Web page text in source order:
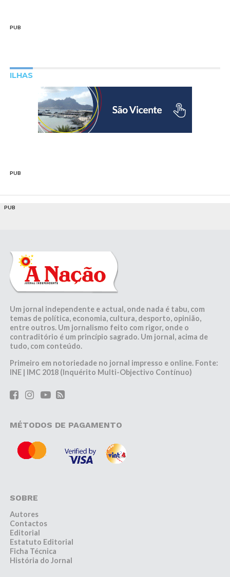
PUB
ILHAS
PUB
PUB
Um jornal independente e actual, onde nada é tabu, com
temas de política, economia, cultura, desporto, opinião,
entre outros. Um jornalismo feito com rigor, onde o
contraditório é um princípio sagrado. Um jornal, acima de
tudo, com conteúdo.
Primeiro em notoriedade no jornal impresso e online. Fonte:
INE | IMC 2018 (Inquérito Multi-Objectivo Contínuo)
MÉTODOS DE PAGAMENTO
SOBRE
Autores
Contactos
Editorial
Estatuto Editorial
Ficha Técnica
História do Jornal